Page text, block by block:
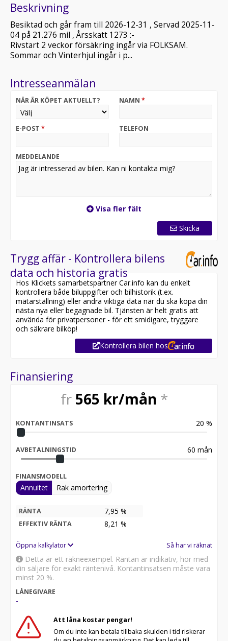
Beskrivning
Besiktad och går fram till 2026-12-31 , Servad 2025-11-
04 på 21.276 mil , Årsskatt 1273 :-
Rivstart 2 veckor försäkring ingår via FOLKSAM.
Sommar och Vinterhjul ingår i p...
Intresseanmälan
NÄR ÄR KÖPET AKTUELLT? NAMN *
E-POST * TELEFON
MEDDELANDE
Visa fler fält
Skicka
Trygg affär - Kontrollera bilens
data och historia gratis
Hos Klickets samarbetspartner Car.info kan du enkelt
kontrollera både biluppgifter och bilhistorik (t.ex.
mätarställning) eller andra viktiga data när du ska köpa din
nästa nya eller begagnade bil. Tjänsten är helt gratis att
använda för privatpersoner - för ett smidigare, tryggare
och säkrare bilköp!
Kontrollera bilen hos
Finansiering
fr 565 kr/mån *
KONTANTINSATS 20 %
AVBETALNINGSTID 60 mån
FINANSMODELL
Annuitet Rak amortering
RÄNTA 7,95 %
EFFEKTIV RÄNTA 8,21 %
Öppna kalkylator Så har vi räknat
Detta är ett räkneexempel. Räntan är indikativ, hör med
din säljare för exakt räntenivå. Kontantinsatsen måste vara
minst 20 %.
LÅNEGIVARE
-
Att låna kostar pengar!
Om du inte kan betala tillbaka skulden i tid riskerar